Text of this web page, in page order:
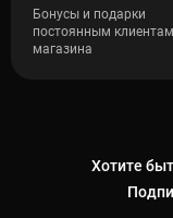
Бонусы и подарки
постоянным клиентам
магазина
Хотите